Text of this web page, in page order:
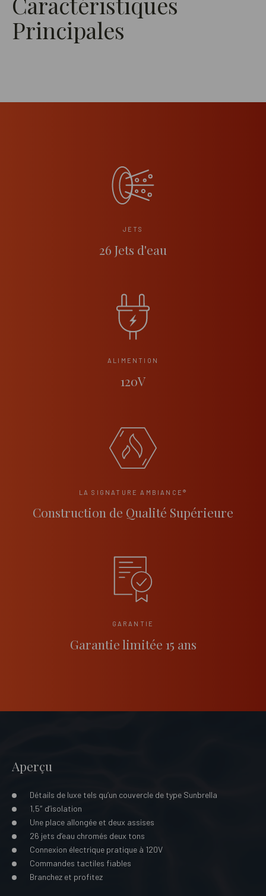
Principales
JETS
26 Jets d'eau
ALIMENTION
120V
LA SIGNATURE AMBIANCE®
Construction de Qualité Supérieure
GARANTIE
Garantie limitée 15 ans
Aperçu
Détails de luxe tels qu’un couvercle de type Sunbrella
1,5″ d’isolation
Une place allongée et deux assises
26 jets d’eau chromés deux tons
Connexion électrique pratique à 120V
Commandes tactiles fiables
Branchez et profitez